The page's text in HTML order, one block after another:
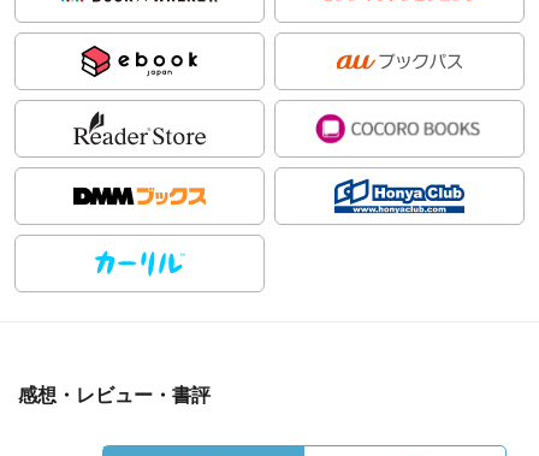
感想・レビュー・書評